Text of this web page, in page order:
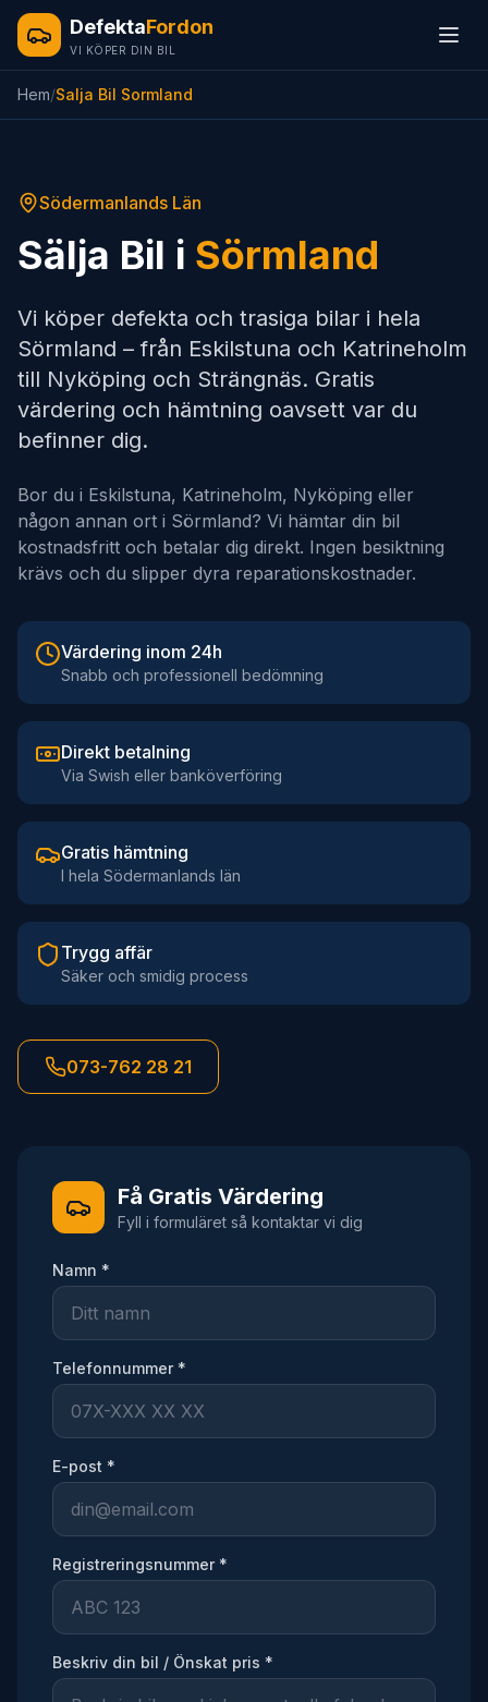
DefektaFordon
VI KÖPER DIN BIL
Hem/Salja Bil Sormland
Södermanlands Län
Sälja Bil i Sörmland
Vi köper defekta och trasiga bilar i hela
Sörmland – från Eskilstuna och Katrineholm
till Nyköping och Strängnäs. Gratis
värdering och hämtning oavsett var du
befinner dig.
Bor du i Eskilstuna, Katrineholm, Nyköping eller
någon annan ort i Sörmland? Vi hämtar din bil
kostnadsfritt och betalar dig direkt. Ingen besiktning
krävs och du slipper dyra reparationskostnader.
Värdering inom 24h
Snabb och professionell bedömning
Direkt betalning
Via Swish eller banköverföring
Gratis hämtning
I hela Södermanlands län
Trygg affär
Säker och smidig process
073-762 28 21
Få Gratis Värdering
Fyll i formuläret så kontaktar vi dig
Namn *
Telefonnummer *
E-post *
Registreringsnummer *
Beskriv din bil / Önskat pris *